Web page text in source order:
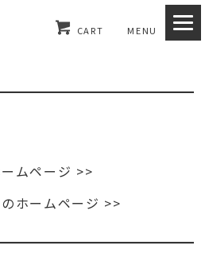
CART MENU
ムページ >>
ホームページ >>